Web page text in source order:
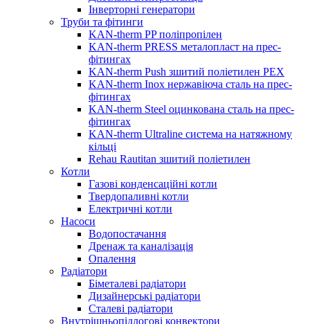
Інверторні генератори
Труби та фітинги
KAN-therm PP поліпропілен
KAN-therm PRESS металопласт на прес-
фітингах
KAN-therm Push зшитий поліетилен PEX
KAN-therm Inox нержавіюча сталь на прес-
фітингах
KAN-therm Steel оцинкована сталь на прес-
фітингах
KAN-therm Ultraline система на натяжному
кільці
Rehau Rautitan зшитий поліетилен
Котли
Газові конденсаційні котли
Твердопаливні котли
Електричні котли
Насоси
Водопостачання
Дренаж та каналізація
Опалення
Радіатори
Біметалеві радіатори
Дизайнерські радіатори
Сталеві радіатори
Внутрішньопідлогові конвектори